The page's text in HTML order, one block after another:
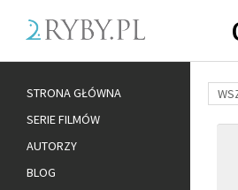
STRONA GŁÓWNA
SERIE FILMÓW
AUTORZY
BLOG